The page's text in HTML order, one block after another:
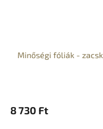
Minőségi fóliák -
8 730 Ft